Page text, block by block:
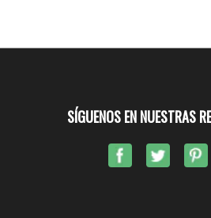
SÍGUENOS EN NUESTRAS